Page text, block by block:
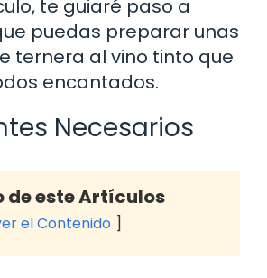
te guiaré paso a
puedas preparar unas
ternera al vino tinto que
encantados.
Necesarios
de este Artículos
el Contenido